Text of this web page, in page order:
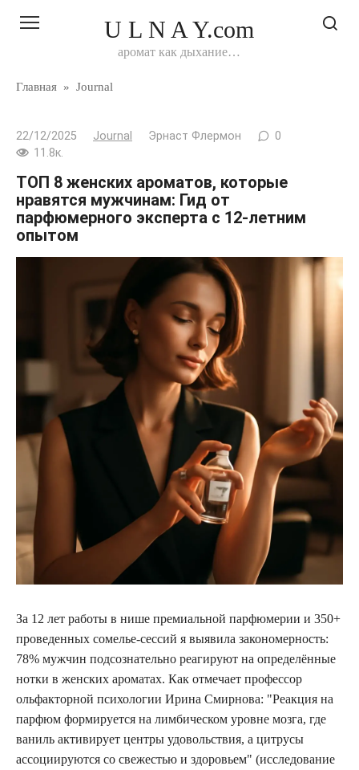
U L N A Y.com
аромат как дыхание…
Главная » Journal
22/12/2025 Journal Эрнаст Флермон
0
11.8к.
ТОП 8 женских ароматов, которые
нравятся мужчинам: Гид от
парфюмерного эксперта с 12-летним
опытом
За 12 лет работы в нише премиальной парфюмерии и 350+
проведенных сомелье-сессий я выявила закономерность:
78% мужчин подсознательно реагируют на определённые
нотки в женских ароматах. Как отмечает профессор
ольфакторной психологии Ирина Смирнова:
Реакция на
парфюм формируется на лимбическом уровне мозга, где
ваниль активирует центры удовольствия, а цитрусы
ассоциируются со свежестью и здоровьем
(исследование